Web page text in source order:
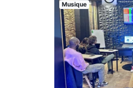
Musique